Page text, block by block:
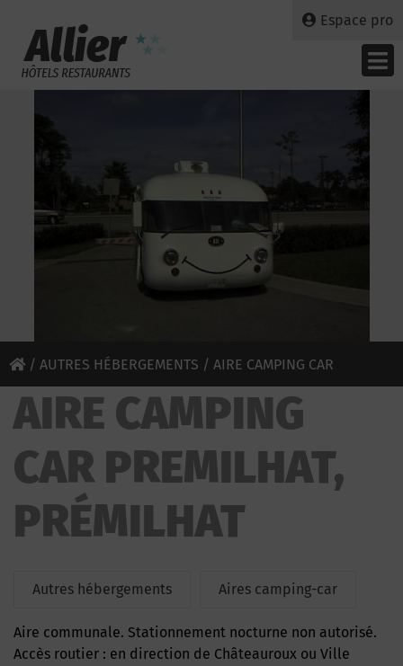
Espace pro
/ AUTRES HÉBERGEMENTS / AIRE CAMPING CAR
PREMILHAT
AIRE CAMPING
CAR PREMILHAT,
PRÉMILHAT
Autres hébergements Aires camping-car
Aire communale. Stationnement nocturne non autorisé.
Accès routier : en direction de Châteauroux ou Ville